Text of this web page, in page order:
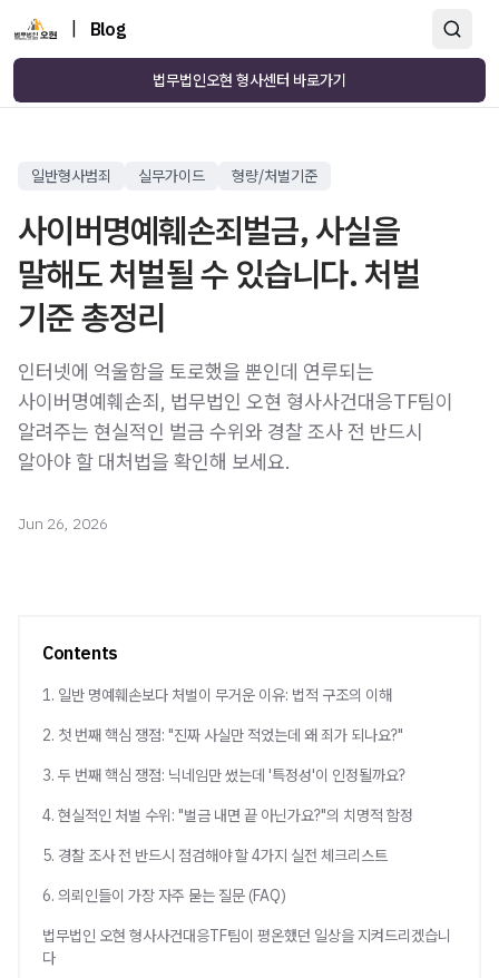
Blog
법무법인오현 형사센터 바로가기
일반형사범죄 실무가이드 형량/처벌기준
사이버명예훼손죄벌금, 사실을
말해도 처벌될 수 있습니다. 처벌
기준 총정리
인터넷에 억울함을 토로했을 뿐인데 연루되는
사이버명예훼손죄, 법무법인 오현 형사사건대응TF팀이
알려주는 현실적인 벌금 수위와 경찰 조사 전 반드시
알아야 할 대처법을 확인해 보세요.
Jun 26, 2026
Contents
1. 일반 명예훼손보다 처벌이 무거운 이유: 법적 구조의 이해
2. 첫 번째 핵심 쟁점: "진짜 사실만 적었는데 왜 죄가 되나요?"
3. 두 번째 핵심 쟁점: 닉네임만 썼는데 '특정성'이 인정될까요?
4. 현실적인 처벌 수위: "벌금 내면 끝 아닌가요?"의 치명적 함정
5. 경찰 조사 전 반드시 점검해야 할 4가지 실전 체크리스트
6. 의뢰인들이 가장 자주 묻는 질문 (FAQ)
법무법인 오현 형사사건대응TF팀이 평온했던 일상을 지켜드리겠습니
다